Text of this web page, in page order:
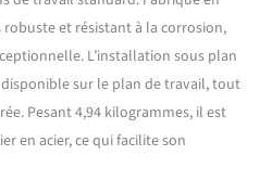
Parallèlement, le
revêtement nano noir sur la
surface de l'évier encastré
est hydrophobe et
nettoyage encore plus
et résistant à la corrosion,
L’installation sous plan
disponible sur le plan de travail, tout
Pesant 4,94 kilogrammes, il est
en acier, ce qui facilite son